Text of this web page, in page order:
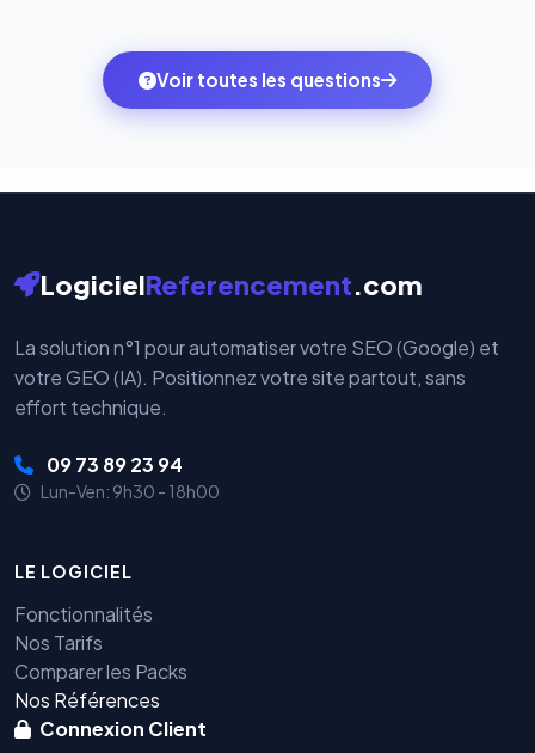
ambitions du moment — sans perdre vos données ni
votre historique.
monde. Vos données bancaires ne transitent jamais
par nos serveurs — elles sont gérées directement et
Voir toutes les questions
LogicielReferencement.com
La solution n°1 pour automatiser votre SEO (Google) et
votre GEO (IA). Positionnez votre site partout, sans
effort technique.
09 73 89 23 94
Lun-Ven: 9h30 - 18h00
LE LOGICIEL
Fonctionnalités
Nos Tarifs
Comparer les Packs
Nos Références
Connexion Client